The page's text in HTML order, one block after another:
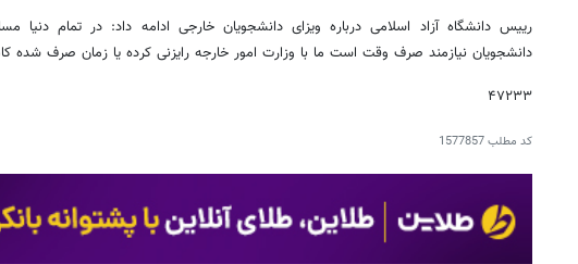
رییس دانشگاه آزاد اسلامی درباره ویزای دانشجویان خارجی ادامه داد: در تمام دنیا
دانشجویان نیازمند صرف وقت است ما با وزارت امور خارجه رایزنی کرده یا زمان صرف شده
۴٧٢٣٣
کد مطلب1577857